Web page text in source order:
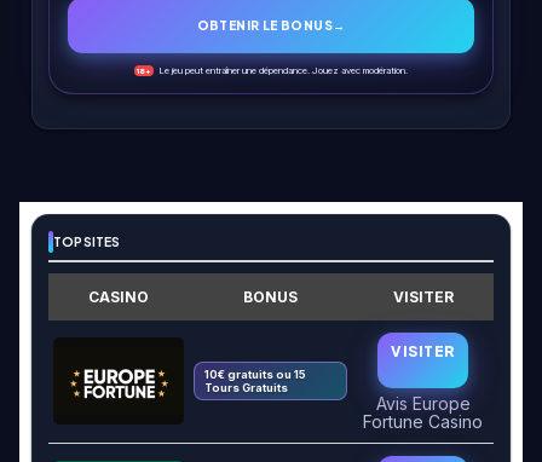
OBTENIR LE BONUS→
18+ Le jeu peut entraîner une dépendance. Jouez avec modération.
TOP SITES
CASINO BONUS VISITER
10€ gratuits ou 15
Tours Gratuits
VISITER
Avis Europe
Fortune Casino